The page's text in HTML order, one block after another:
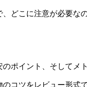
どこに注意が必要な
ポイント、そしてメ
コツをレビュー形式